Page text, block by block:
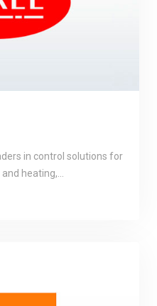
in control solutions for
heating,…